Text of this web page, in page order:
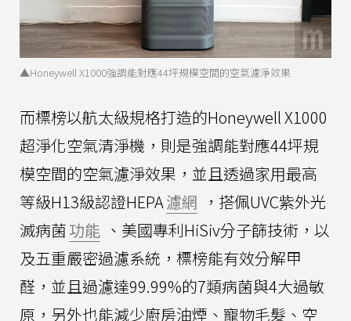
▲Honeywell X1000強調能對應44坪規模空間的空氣濾淨效果
而標榜以航太級規格打造的Honeywell X1000
超淨化空氣清淨機，則是強調能對應44坪規
模空間的空氣濾淨效果，並且透過家用最高
等級H13級認證HEPA濾網 ，搭佩UVC紫外光
滅病菌功能 、美國專利HiSiv分子篩技術，以
及五重嚴密過濾系統，標榜能有效分解甲
醛，並且過濾達99.99%的7類病菌與4大過敏
原，另外也能減少廚房油煙、寵物毛髮、空